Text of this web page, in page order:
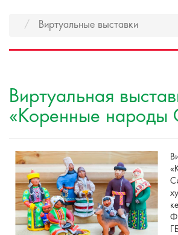
Виртуальные выставки
Виртуальная
«Коренные народы